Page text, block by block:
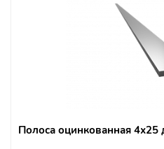
Полоса оцинкованная 4х25